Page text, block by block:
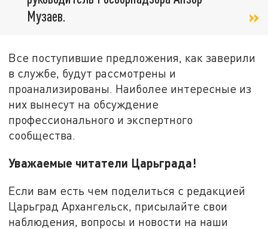
Музаев.
Все поступившие предложения, как заверили
в службе, будут рассмотрены и
проанализированы. Наиболее интересные из
них вынесут на обсуждение
профессионального и экспертного
сообщества.
Уважаемые читатели Царьграда!
Если вам есть чем поделиться с редакцией
Царьград Архангельск, присылайте свои
наблюдения, вопросы и новости на наши